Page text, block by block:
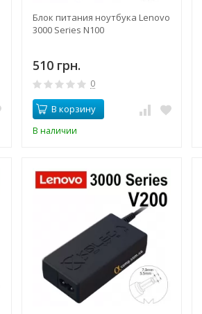
Блок питания ноутбука Lenovo
3000 Series N100
510 грн.
0
В корзину
В наличии